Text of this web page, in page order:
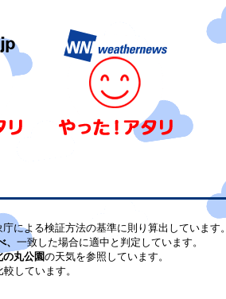
による検証方法の基準に則り算出しています。
一致した場合に適中と判定しています。
丸公園の天気を参照しています。
しています。